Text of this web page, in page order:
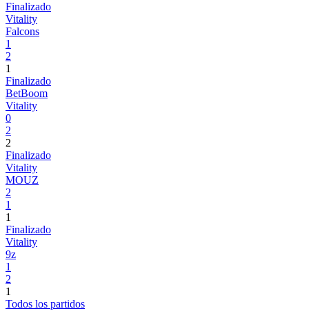
Finalizado
Vitality
Falcons
1
2
1
Finalizado
BetBoom
Vitality
0
2
2
Finalizado
Vitality
MOUZ
2
1
1
Finalizado
Vitality
9z
1
2
1
Todos los partidos